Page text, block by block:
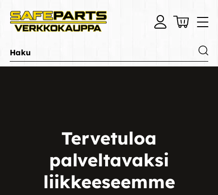
Tervetuloa
palveltavaksi
liikkeeseemme